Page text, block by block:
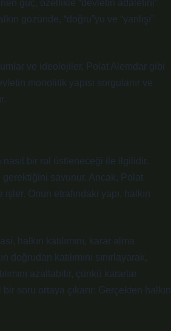
güç, özellikle “devletin adaletini”
gözünde, “doğru”yu ve “yanlışı”
ve ideolojiler, Polat Alemdar gibi
monolitik yapısı sorgulanır ve
bir rol üstleneceği ile ilgilidir.
gerektiğini savunur. Ancak, Polat
işler. Onun etrafındaki yapı, halkın
halkın katılımını, karar alma
katılımını sınırlayarak,
azaltabilir, çünkü kararlar
soru ortaya çıkarır: Gerçekten halkın